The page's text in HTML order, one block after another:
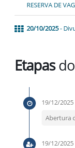
RESERVA DE
20/10/2025-
Etapasdo
19/12/2025
Abertura
19/12/2025